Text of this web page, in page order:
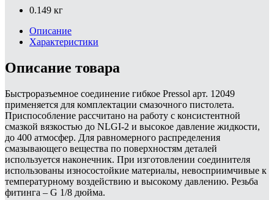
0.149 кг
Описание
Характеристики
Описание товара
Быстроразъемное соединение гибкое Pressol арт. 12049
применяется для комплектации смазочного пистолета.
Приспособление рассчитано на работу с консистентной
смазкой вязкостью до NLGI-2 и высокое давление жидкости,
до 400 атмосфер. Для равномерного распределения
смазывающего вещества по поверхностям деталей
используется наконечник. При изготовлении соединителя
использованы износостойкие материалы, невосприимчивые к
температурному воздействию и высокому давлению. Резьба
фитинга – G 1/8 дюйма.